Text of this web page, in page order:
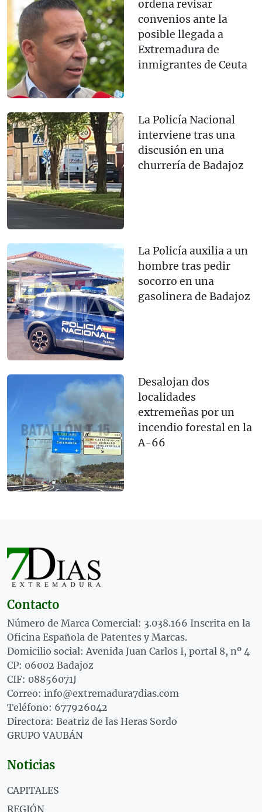
ordena revisar
convenios ante la
posible llegada a
Extremadura de
inmigrantes de Ceuta
La Policía Nacional
interviene tras una
discusión en una
churrería de Badajoz
La Policía auxilia a un
hombre tras pedir
socorro en una
gasolinera de Badajoz
Desalojan dos
localidades
extremeñas por un
incendio forestal en la
A-66
Contacto
Número de Marca Comercial: 3.038.166 Inscrita en la
Oficina Española de Patentes y Marcas.
Domicilio social: Avenida Juan Carlos I, portal 8, nº 4
CP: 06002 Badajoz
CIF: 08856071J
Correo: info@extremadura7dias.com
Teléfono: 677926042
Directora: Beatriz de las Heras Sordo
GRUPO VAUBÁN
Noticias
CAPITALES
REGIÓN